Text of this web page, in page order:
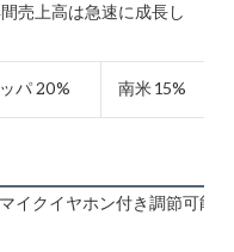
売上高は急速に成長し
パ 20% 南米 15%